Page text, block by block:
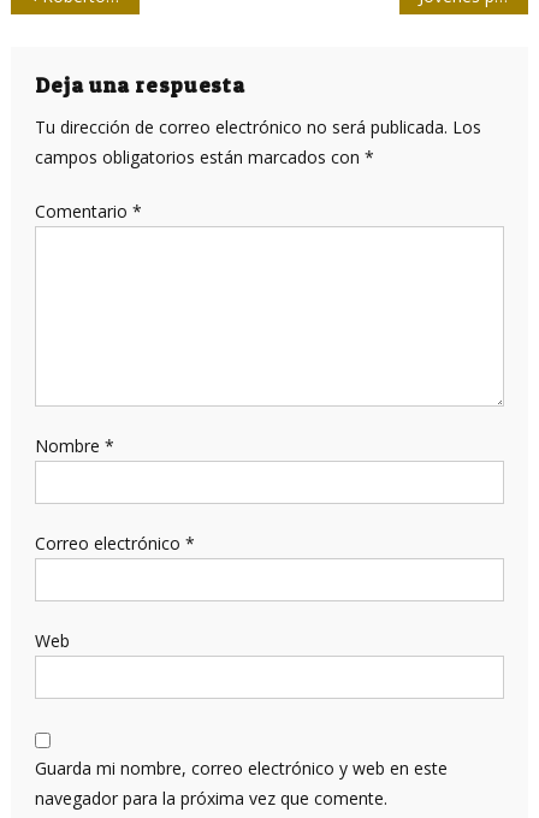
entradas
Deja una respuesta
Tu dirección de correo electrónico no será publicada. Los
campos obligatorios están marcados con *
Comentario *
Nombre *
Correo electrónico *
Web
Guarda mi nombre, correo electrónico y web en este
navegador para la próxima vez que comente.